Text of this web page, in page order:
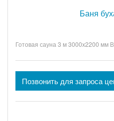
Баня
Готовая сауна 3 м 3000x2200 мм
Позвонить для запроса